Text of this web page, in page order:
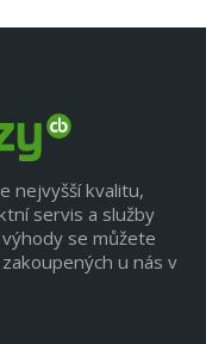
nejvyšší kvalitu,
servis a služby
se můžete
u nás v